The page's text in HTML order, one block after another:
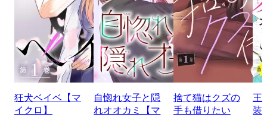
狂犬ベイベ【マ
イクロ】
自惚れ女子と隠
れオオカミ【マ
捨て猫はクズの
手も借りたい
王
装